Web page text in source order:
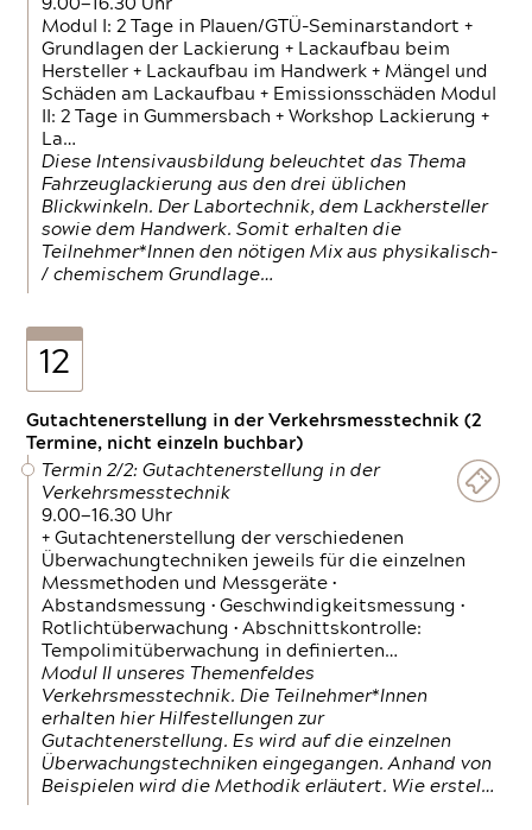
9.00—16.30 Uhr
Modul I: 2 Tage in Plauen/GTÜ-Seminarstandort +
Grundlagen der Lackierung + Lackaufbau beim
Hersteller + Lackaufbau im Handwerk + Mängel und
Schäden am Lackaufbau + Emissionsschäden Modul
II: 2 Tage in Gummersbach + Workshop Lackierung +
La…
Diese Intensivausbildung beleuchtet das Thema
Fahrzeuglackierung aus den drei üblichen
Blickwinkeln. Der Labortechnik, dem Lackhersteller
sowie dem Handwerk. Somit erhalten die
Teilnehmer*Innen den nötigen Mix aus physikalisch-
/ chemischem Grundlage…
12
Gutachtenerstellung in der Verkehrsmesstechnik (2
Termine, nicht einzeln buchbar)
Termin 2/2: Gutachtenerstellung in der
Verkehrsmesstechnik
9.00—16.30 Uhr
+ Gutachtenerstellung der verschiedenen
Überwachungtechniken jeweils für die einzelnen
Messmethoden und Messgeräte •
Abstandsmessung • Geschwindigkeitsmessung •
Rotlichtüberwachung • Abschnittskontrolle:
Tempolimitüberwachung in definierten…
Modul II unseres Themenfeldes
Verkehrsmesstechnik. Die Teilnehmer*Innen
erhalten hier Hilfestellungen zur
Gutachtenerstellung. Es wird auf die einzelnen
Überwachungstechniken eingegangen. Anhand von
Beispielen wird die Methodik erläutert. Wie erstel…